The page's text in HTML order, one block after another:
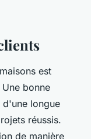
est
bonne
d'une longue
réussis.
de manière